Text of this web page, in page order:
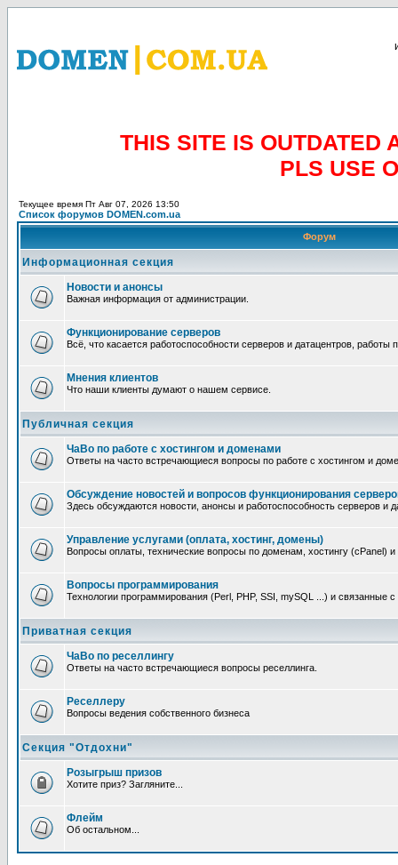
THIS SITE IS OUTDATED
PLS USE
Текущее время Пт Авг 07, 2026 13:50
Список форумов DOMEN.com.ua
Форум
Информационная секция
Новости и анонсы
Важная информация от администрации.
Функционирование серверов
Всё, что касается работоспособности серверов и датацентров, работы
Мнения клиентов
Что наши клиенты думают о нашем сервисе.
Публичная секция
ЧаВо по работе с хостингом и доменами
Ответы на часто встречающиеся вопросы по работе с хостингом и
Обсуждение новостей и вопросов функционирования
Здесь обсуждаются новости, анонсы и работоспособность серверов и
Управление услугами (оплата, хостинг, домены)
Вопросы оплаты, технические вопросы по доменам, хостингу (cPanel)
Вопросы программирования
Технологии программирования (Perl, PHP, SSI, mySQL ...) и связанные
Приватная секция
ЧаВо по реселлингу
Ответы на часто встречающиеся вопросы реселлинга.
Реселлеру
Вопросы ведения собственного бизнеса
Секция "Отдохни"
Розыгрыш призов
Хотите приз? Загляните...
Флейм
Об остальном...